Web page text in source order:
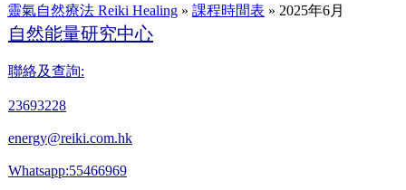
靈氣自然療法 Reiki Healing » 課程時間表 » 2025年6月
自然能量研究中心
聯絡及查詢:
23693228
energy@reiki.com.hk
Whatsapp:55466969